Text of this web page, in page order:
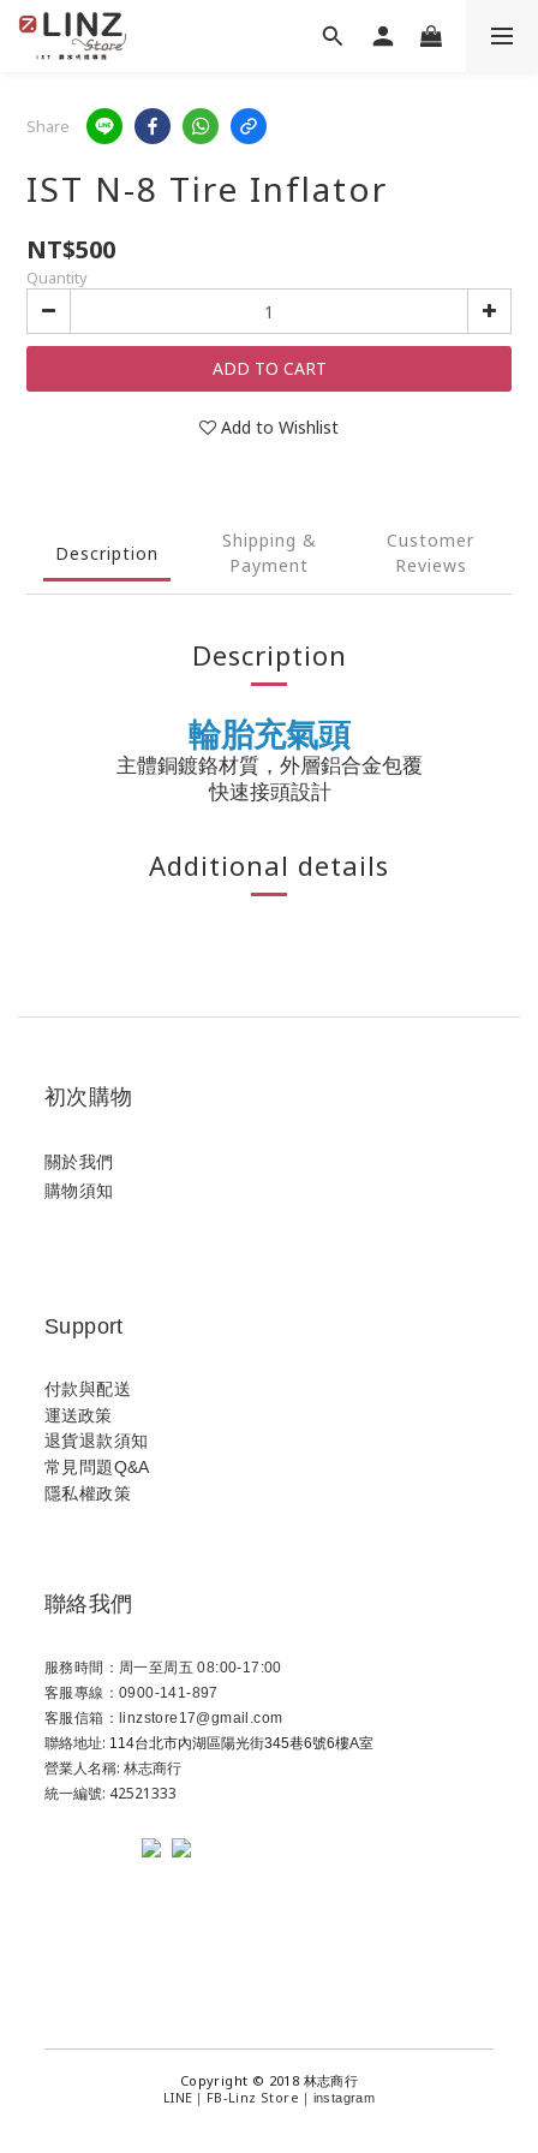
Share
IST N-8 Tire Inflator
NT$500
Quantity
ADD TO CART
Add to Wishlist
Description
Shipping &
Payment
Customer
Reviews
Description
輪胎充氣頭
主體銅鍍鉻材質，外層鋁合金包覆
快速接頭設計
Additional details
初次購物
關於我們
購物須知
Support
付款與配送
運送政策
退貨退款須知
常見問題Q&A
隱私權政策
聯絡我們
服務時間：周一至周五 08:00-17:00
客服專線：0900-141-897
客服信箱：linzstore17@gmail.com
聯絡地址: 114台北市內湖區陽光街345巷6號6樓A室
營業人名稱: 林志商行
統一編號: 42521333
Copyright © 2018 林志商行
LINE
FB-Linz Store instagram